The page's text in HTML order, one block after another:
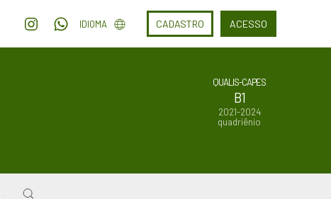
IDIOMA CADASTRO ACESSO
QUALIS-CAPES
B1
2021-2024
quadriênio